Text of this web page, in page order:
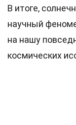
В итоге,
научный
на нашу
космических